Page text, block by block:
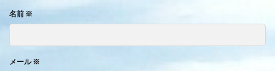
名前 ※
メール※